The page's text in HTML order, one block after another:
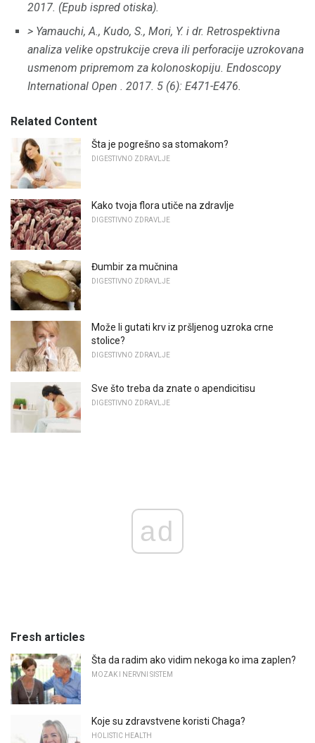
2017. (Epub ispred otiska).
> Yamauchi, A., Kudo, S., Mori, Y. i dr. Retrospektivna
analiza velike opstrukcije creva ili perforacije uzrokovana
usmenom pripremom za kolonoskopiju. Endoscopy
International Open . 2017. 5 (6): E471-E476.
Related Content
Šta je pogrešno sa stomakom?
DIGESTIVNO ZDRAVLJE
Kako tvoja flora utiče na zdravlje
DIGESTIVNO ZDRAVLJE
Đumbir za mučnina
DIGESTIVNO ZDRAVLJE
Može li gutati krv iz pršljenog uzroka crne
stolice?
DIGESTIVNO ZDRAVLJE
Sve što treba da znate o apendicitisu
DIGESTIVNO ZDRAVLJE
ad
Fresh articles
Šta da radim ako vidim nekoga ko ima zaplen?
MOZAK I NERVNI SISTEM
Koje su zdravstvene koristi Chaga?
HOLISTIC HEALTH